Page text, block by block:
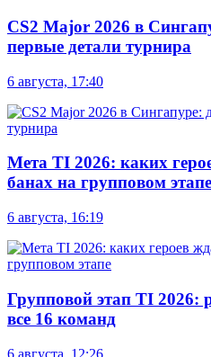
CS2 Major 2026 в
первые детали турнира
6 августа, 17:40
Мета TI 2026: каких
банах на групповом этапе
6 августа, 16:19
Групповой этап TI 2026:
все 16 команд
6 августа, 12:26